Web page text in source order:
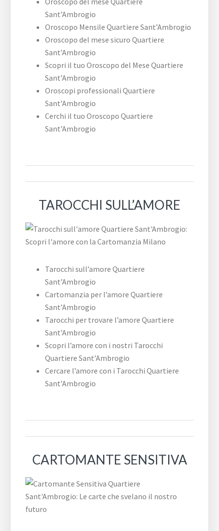
Sant’Ambrogio
Oroscopo Mensile Quartiere Sant’Ambrogio
Oroscopo del mese sicuro Quartiere
Sant’Ambrogio
Scopri il tuo Oroscopo del Mese Quartiere
Sant’Ambrogio
Oroscopi professionali Quartiere
Sant’Ambrogio
Cerchi il tuo Oroscopo Quartiere
Sant’Ambrogio
TAROCCHI SULL’AMORE
Tarocchi sull’amore Quartiere
Sant’Ambrogio
Cartomanzia per l’amore Quartiere
Sant’Ambrogio
Tarocchi per trovare l’amore Quartiere
Sant’Ambrogio
Scopri l’amore con i nostri Tarocchi
Quartiere Sant’Ambrogio
Cercare l’amore con i Tarocchi Quartiere
Sant’Ambrogio
CARTOMANTE SENSITIVA